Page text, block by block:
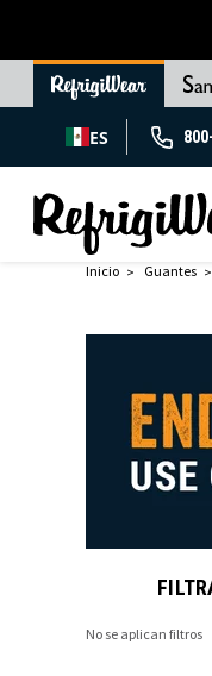
ES
Inicio Guantes
No se aplican filtros